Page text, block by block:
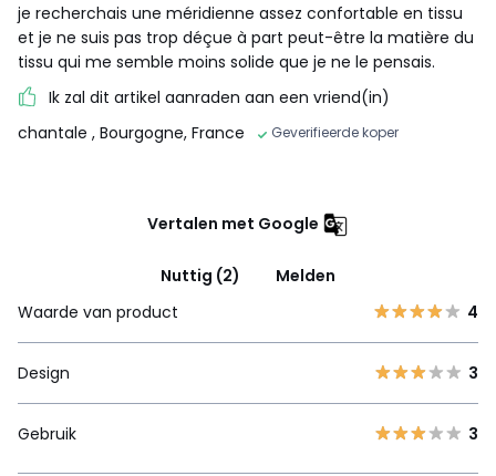
je recherchais une méridienne assez confortable en tissu
et je ne suis pas trop déçue à part peut-être la matière du
tissu qui me semble moins solide que je ne le pensais.
Ik zal dit artikel aanraden aan een vriend(in)
chantale , Bourgogne, France Geverifieerde koper
Vertalen met Google
Nuttig (2)
Melden
Waarde van product
4
Design 3
Gebruik 3